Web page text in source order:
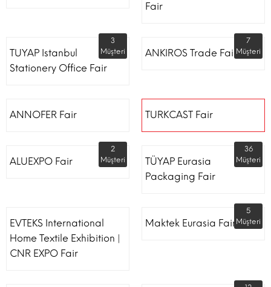
Fair
TUYAP Istanbul
Stationery Office Fair
3
Müşteri
ANKIROS Trade Fairs
7
Müşteri
ANNOFER Fair TURKCAST Fair
ALUEXPO Fair
2
Müşteri
TÜYAP Eurasia
Packaging Fair
36
Müşteri
EVTEKS International
Home Textile Exhibition |
CNR EXPO Fair
Maktek Eurasia Fair
5
Müşteri